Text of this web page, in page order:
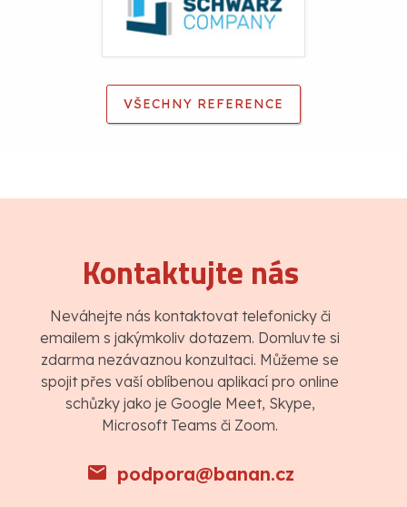
VŠECHNY REFERENCE
Kontaktujte nás
Neváhejte nás kontaktovat telefonicky či
emailem s jakýmkoliv dotazem. Domluvte si
zdarma nezávaznou konzultaci. Můžeme se
spojit přes vaší oblíbenou aplikací pro online
schůzky jako je Google Meet, Skype,
Microsoft Teams či Zoom.
podpora@banan.cz